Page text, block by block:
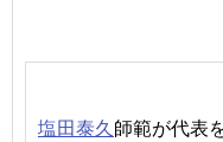
塩田泰久師範が代表